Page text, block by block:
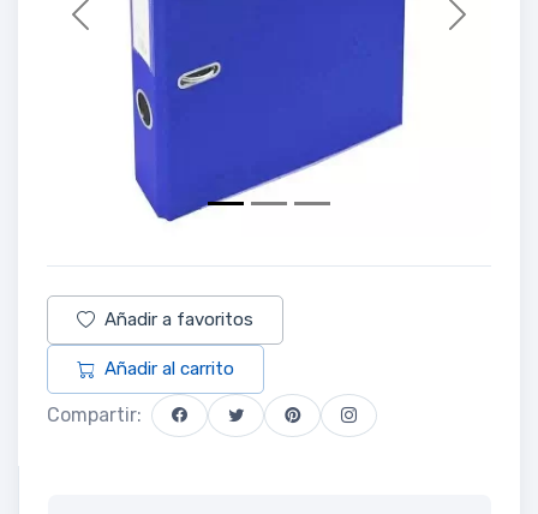
Previous Next
Añadir a favoritos
Añadir al carrito
Compartir: